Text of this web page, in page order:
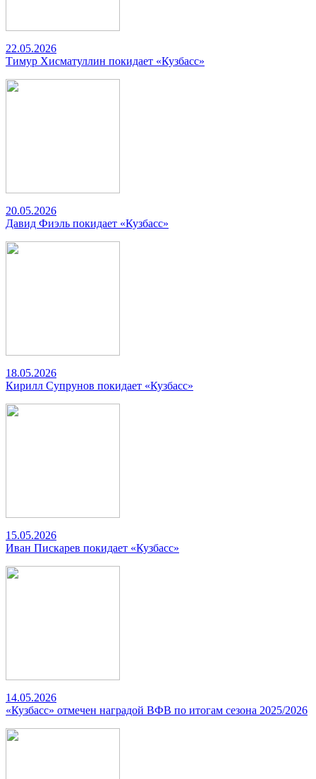
22.05.2026
Тимур Хисматуллин покидает «Кузбасс»
20.05.2026
Давид Фиэль покидает «Кузбасс»
18.05.2026
Кирилл Супрунов покидает «Кузбасс»
15.05.2026
Иван Пискарев покидает «Кузбасс»
14.05.2026
«Кузбасс» отмечен наградой ВФВ по итогам сезона 2025/2026